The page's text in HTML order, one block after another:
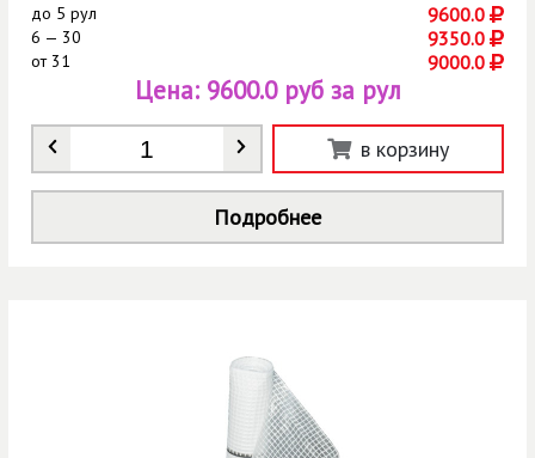
до 5 рул 9600.0
6 — 30 9350.0
от31 9000.0
Количество
Цена: 9600.0 руб за рул
в корзину
Подробнее